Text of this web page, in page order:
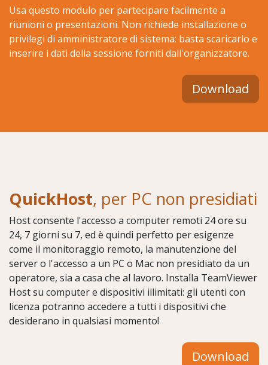
Usa questo modulo per partecipare facilmente a
riunioni o presentazioni. Non richiede installazione o
privilegi di amministratore di sistema: basta scaricarlo e
inserire i dati della sessione forniti dall'organizzatore.
Download
QuickHost, per PC non presidiati
Host consente l'accesso a computer remoti 24 ore su
24, 7 giorni su 7, ed è quindi perfetto per esigenze
come il monitoraggio remoto, la manutenzione del
server o l'accesso a un PC o Mac non presidiato da un
operatore, sia a casa che al lavoro. Installa TeamViewer
Host su computer e dispositivi illimitati: gli utenti con
licenza potranno accedere a tutti i dispositivi che
desiderano in qualsiasi momento!
Download